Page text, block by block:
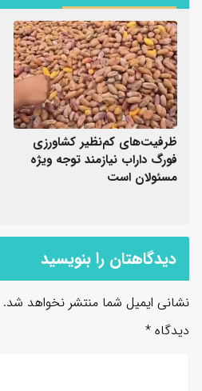
ظرفیت‌های کم‌نظیر کشاورزی
فورگ داراب نیازمند توجه ویژه
مسئولان است
دیدگاهتان را بنویسید
نشانی ایمیل شما منتشر نخواهد شد.
دیدگاه *